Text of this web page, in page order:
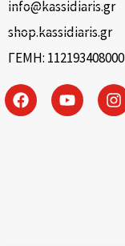
info@kassidiaris.gr
shop.kassidiaris.gr
ΓΕΜΗ: 112193408000